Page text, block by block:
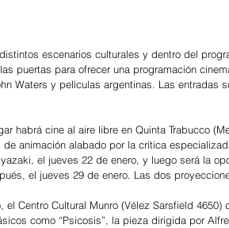
escenarios culturales y dentro del
puertas para ofrecer una programación
Waters y películas argentinas. Las entradas
habrá cine al aire libre en Quinta Trabucco
animación alabado por la crítica
el jueves 22 de enero, y luego será la
el jueves 29 de enero. Las dos
el Centro Cultural Munro (Vélez Sarsfield
como “Psicosis”, la pieza dirigida por